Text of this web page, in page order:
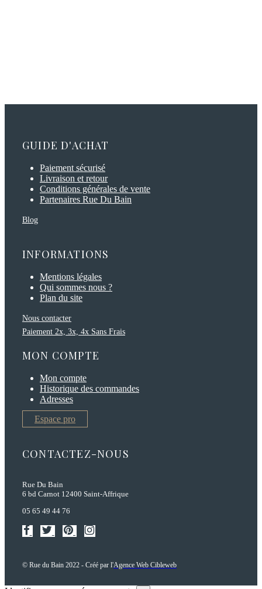
GUIDE D'ACHAT
Paiement sécurisé
Livraison et retour
Conditions générales de vente
Partenaires Rue Du Bain
Blog
INFORMATIONS
Mentions légales
Qui sommes nous ?
Plan du site
Nous contacter
Paiement 2x, 3x, 4x Sans Frais
MON COMPTE
Mon compte
Historique des commandes
Adresses
Espace pro
CONTACTEZ-NOUS
Rue Du Bain
6 bd Carnot 12400 Saint-Affrique
05 65 49 44 76
© Rue du Bain 2022 - Créé par l'Agence Web Cibleweb